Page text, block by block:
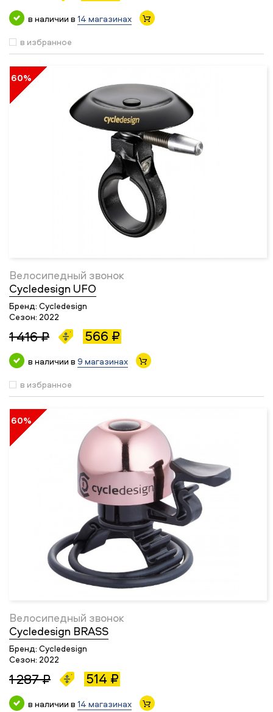
в наличии в 14 магазинах
в избранное
60%
Велосипедный звонок
Cycledesign UFO
Бренд: Cycledesign
Сезон: 2022
1 416 ₽ 566 ₽
в наличии в 9 магазинах
в избранное
60%
Велосипедный звонок
Cycledesign BRASS
Бренд: Cycledesign
Сезон: 2022
1 287 ₽ 514 ₽
в наличии в 14 магазинах